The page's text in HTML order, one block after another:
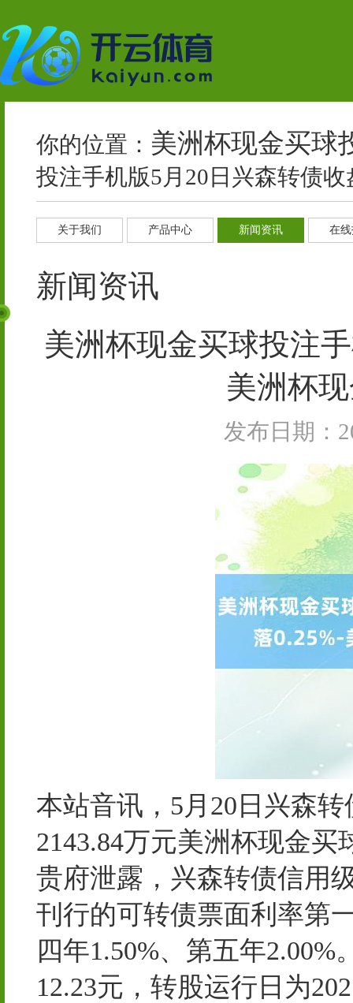
你的位置： 美洲杯现金买球
投注手机版5月20日兴森转债
关于我们 产品中心 新闻资讯 在
新闻资讯
美洲杯现金买球投注
美洲杯
发布日期：
本站音讯，5月20日兴森
2143.84万元美洲杯现金
贵府泄露，兴森转债信用
刊行的可转债票面利率第
四年1.50%、第五年
12.23元，转股运行日为